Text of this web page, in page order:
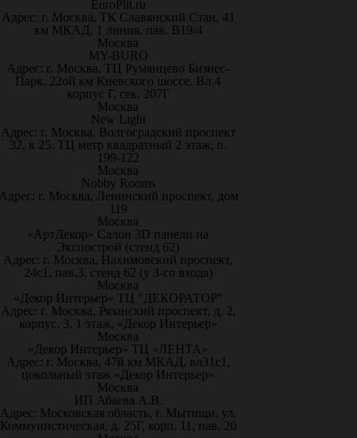
EuroPlit.ru
Адрес: г. Москва, ТК Славянский Стан, 41
км МКАД, 1 линия, пав. В19/4
Москва
MY-BURO
Адрес: г. Москва, ТЦ Румянцево Бизнес-
Парк. 22ой км Киевского шоссе. Вл.4
корпус Г, сек. 207Г
Москва
New Light
Адрес: г. Москва, Волгоградский проспект
32, к 25. ТЦ метр квадратный 2 этаж, п.
199-122
Москва
Nobby Rooms
г. Москва, Ленинский проспект, дом
119
Москва
«АртДекор» Салон 3D панели на
Экспострой (стенд 62)
Адрес: г. Москва, Нахимовский проспект,
24с1, пав.3, стенд 62 (у 3-го входа)
Москва
«Декор Интерьер» ТЦ "ДЕКОРАТОР"
Адрес: г. Москва, Рязанский проспект, д. 2,
корпус. 3, 1 этаж, «Декор Интерьер»
Москва
«Декор Интерьер» ТЦ «ЛЕНТА»
Адрес: г. Москва, 47й км МКАД, вл31с1,
цокольный этаж «Декор Интерьер»
Москва
ИП Абаева А.В.
Адрес: Московская область, г. Мытищи, ул.
Коммунистическая, д. 25Г, корп. 11, пав. 20